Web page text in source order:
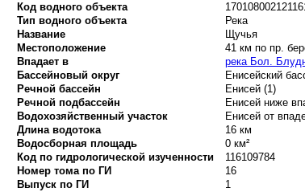
Код водного объекта
Тип водного объекта
Река
Название
Щучья
Местоположение
41 км по пр.
Впадает в
река Бол.
Бассейновый округ
Енисейский
Речной бассейн
Енисей (1)
Речной подбассейн
Енисей ниже
Водохозяйственный участок
Енисей от
Длина водотока
16 км
Водосборная площадь
0 км²
Код по гидрологической изученности
116109784
Номер тома по ГИ
16
Выпуск по ГИ
1